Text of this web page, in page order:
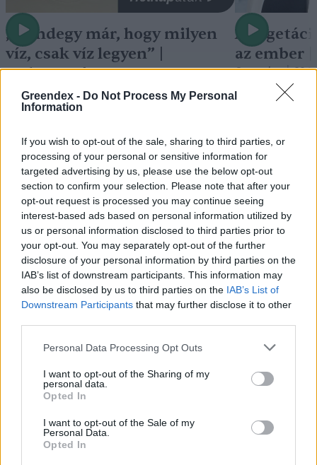
Greendex - Do Not Process My Personal
Information
If you wish to opt-out of the sale, sharing to third parties, or
processing of your personal or sensitive information for
targeted advertising by us, please use the below opt-out
section to confirm your selection. Please note that after your
opt-out request is processed you may continue seeing
interest-based ads based on personal information utilized by
us or personal information disclosed to third parties prior to
your opt-out. You may separately opt-out of the further
disclosure of your personal information by third parties on the
IAB’s list of downstream participants. This information may
also be disclosed by us to third parties on the IAB’s List of
Downstream Participants that may further disclose it to other
Personal Data Processing Opt Outs
I want to opt-out of the Sharing of my
personal data.
Opted In
I want to opt-out of the Sale of my
Personal Data.
Opted In
„Mindegy már, hogy milyen
víz, csak víz legyen” |
Holnapután
Greendex 55:58
A
az ember
Greendex
Nem csak növényrajongóknak!
– 8 arborétum, amelyet
érdemes meglátogatni
Granát-Galló Tímea 5 perc